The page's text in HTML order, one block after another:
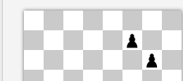
Zwart
ahmed1986 (1267)
Speelduur: 6 minutes/side + 3 seconds/